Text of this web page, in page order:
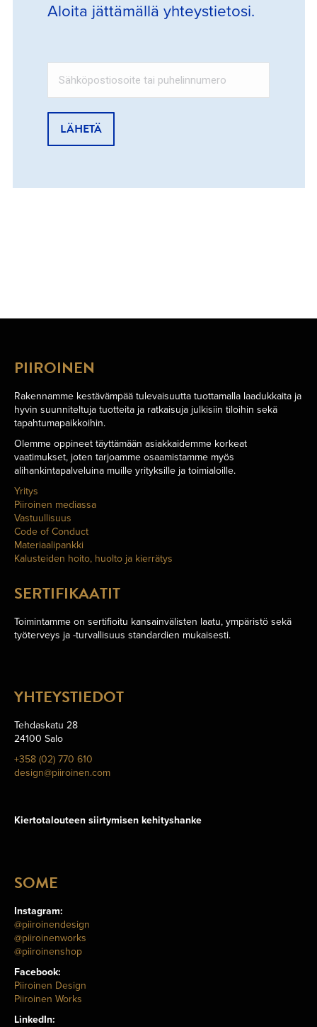
Aloita jättämällä yhteystietosi.
PIIROINEN
Rakennamme kestävämpää tulevaisuutta tuottamalla laadukkaita ja
hyvin suunniteltuja tuotteita ja ratkaisuja julkisiin tiloihin sekä
tapahtumapaikkoihin.
Olemme oppineet täyttämään asiakkaidemme korkeat
vaatimukset, joten tarjoamme osaamistamme myös
alihankintapalveluina muille yrityksille ja toimialoille.
Yritys
Piiroinen mediassa
Vastuullisuus
Code of Conduct
Materiaalipankki
Kalusteiden hoito, huolto ja kierrätys
SERTIFIKAATIT
Toimintamme on sertifioitu kansainvälisten laatu, ympäristö sekä
työterveys ja -turvallisuus standardien mukaisesti.
YHTEYSTIEDOT
Tehdaskatu 28
24100 Salo
+358 (02) 770 610
design@piiroinen.com
Kiertotalouteen siirtymisen kehityshanke
SOME
Instagram:
@piiroinendesign
@piiroinenworks
@piiroinenshop
Facebook:
Piiroinen Design
Piiroinen Works
LinkedIn: